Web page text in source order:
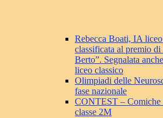
Rebecca Boati, IA
classificata al premio
Berto”. Segnalata
liceo classico
Olimpiadi delle
fase nazionale
CONTEST – Comiche
classe 2M